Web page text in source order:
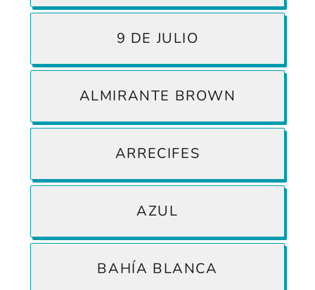
9 DE JULIO
ALMIRANTE BROWN
ARRECIFES
AZUL
BAHÍA BLANCA